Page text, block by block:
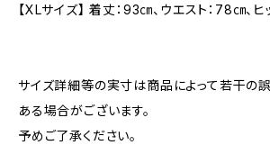
【XLサイズ】 着丈：93㎝、ウエスト：78㎝、ヒ
サイズ詳細等の実寸は商品によって若干
ある場合がございます。
予めご了承ください。